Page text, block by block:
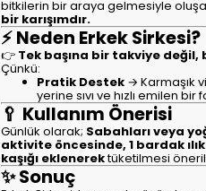
bitkilerin bir araya gelmesiyle
bir karışımdır.
⚡ Neden Erkek Sirkesi?
👉 Tek başına bir takviye
Çünkü:
Pratik Destek → Karmaşık
yerine sıvı ve hızlı emilen bir
🥄 Kullanım Önerisi
Günlük olarak; Sabahları veya
aktivite öncesinde, 1 bardak
kaşığı eklenerektüketilmesi
✨ Sonuç